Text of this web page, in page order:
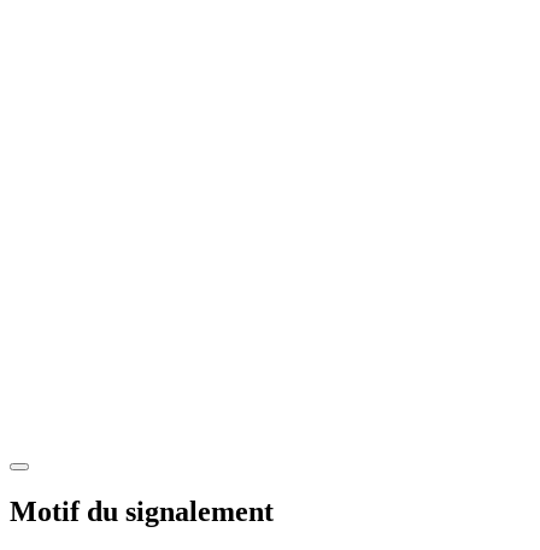
Motif du signalement